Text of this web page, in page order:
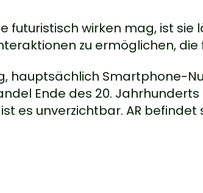
futuristisch wirken mag, ist
zu ermöglichen,
hauptsächlich Smartphone-
Ende des 20.
es unverzichtbar. AR